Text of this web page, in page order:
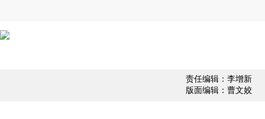
责任编辑：李增新
版面编辑：曹文姣